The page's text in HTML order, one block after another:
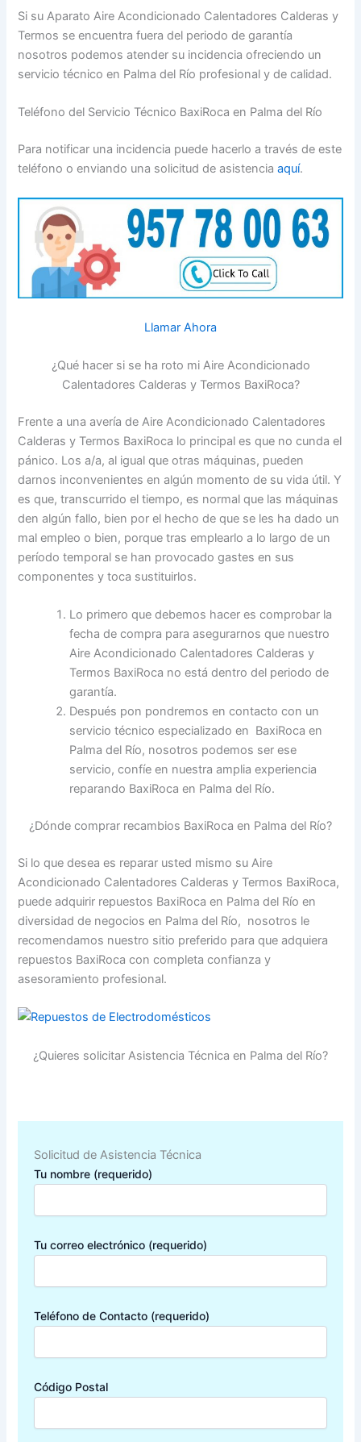
Si su Aparato Aire Acondicionado Calentadores Calderas y
Termos se encuentra fuera del periodo de garantía
nosotros podemos atender su incidencia ofreciendo un
servicio técnico en Palma del Río profesional y de calidad.
Teléfono del Servicio Técnico BaxiRoca en Palma del Río
Para notificar una incidencia puede hacerlo a través de este
teléfono o enviando una solicitud de asistenciaaquí.
Llamar Ahora
¿Qué hacer si se ha roto mi Aire Acondicionado
Calentadores Calderas y Termos BaxiRoca?
Frente a una avería de Aire Acondicionado Calentadores
Calderas y Termos BaxiRoca lo principal es que no cunda el
pánico. Los a/a, al igual que otras máquinas, pueden
darnos inconvenientes en algún momento de su vida útil. Y
es que, transcurrido el tiempo, es normal que las máquinas
den algún fallo, bien por el hecho de que se les ha dado un
mal empleo o bien, porque tras emplearlo a lo largo de un
período temporal se han provocado gastes en sus
componentes y toca sustituirlos.
Lo primero que debemos hacer es comprobar la
fecha de compra para asegurarnos que nuestro
Aire Acondicionado Calentadores Calderas y
Termos BaxiRoca no está dentro del periodo de
garantía.
Después pon pondremos en contacto con un
servicio técnico especializado en BaxiRoca en
Palma del Río, nosotros podemos ser ese
servicio, confíe en nuestra amplia experiencia
reparando BaxiRoca en Palma del Río.
¿Dónde comprar recambios BaxiRoca en Palma del Río?
Si lo que desea es reparar usted mismo su Aire
Acondicionado Calentadores Calderas y Termos BaxiRoca,
puede adquirir repuestos BaxiRoca en Palma del Río en
diversidad de negocios en Palma del Río, nosotros le
recomendamos nuestro sitio preferido para que adquiera
repuestos BaxiRoca con completa confianza y
asesoramiento profesional.
¿Quieres solicitar Asistencia Técnica en Palma del Río?
Solicitud de Asistencia Técnica
Tu nombre (requerido)
Tu correo electrónico (requerido)
Teléfono de Contacto (requerido)
Código Postal